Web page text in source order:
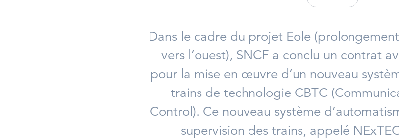
Dans le cadre du projet Eole
vers l’ouest), SNCF a conclu un contrat
pour la mise en œuvre d’un nouveau
trains de technologie CBTC
Control). Ce nouveau système
supervision des trains, appelé